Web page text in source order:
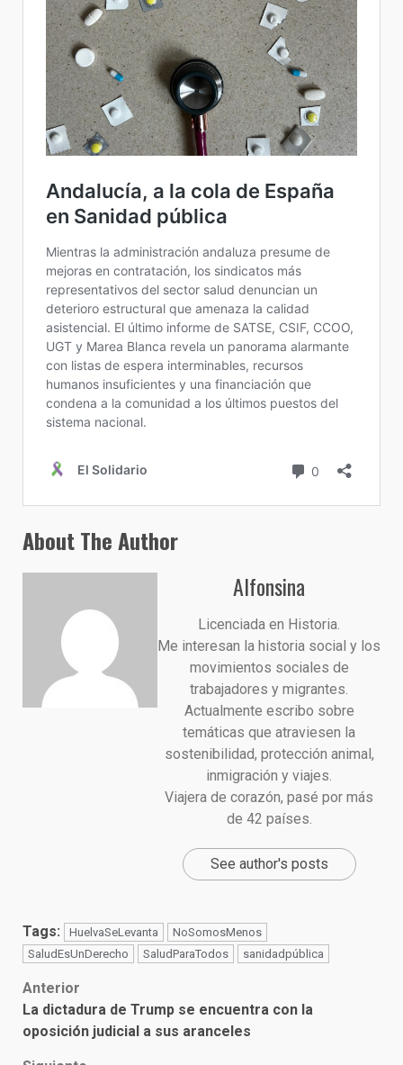
About The Author
Alfonsina
Licenciada en Historia.
Me interesan la historia social y los
movimientos sociales de
trabajadores y migrantes.
Actualmente escribo sobre
temáticas que atraviesen la
sostenibilidad, protección animal,
inmigración y viajes.
Viajera de corazón, pasé por más
de 42 países.
See author's posts
Tags: HuelvaSeLevanta
NoSomosMenos
SaludEsUnDerecho
SaludParaTodos sanidadpública
Post
navigation
Anterior
La dictadura de Trump se encuentra con la
oposición judicial a sus aranceles